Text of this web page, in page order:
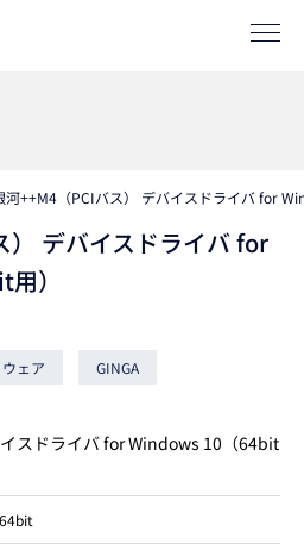
中途採用
河++M4（PCIバス） デバイスドライバ for
） デバイスドライバ for
）
ェア GINGA
スドライバ for Windows 10（64bit